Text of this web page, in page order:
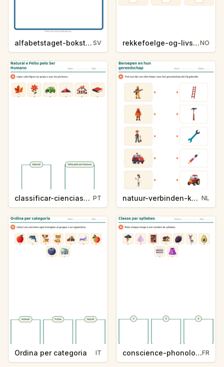
alfabetstaget-bokstavsledtrad-yrken-4317 SV rekkefoelge-og-livssykluser-g1203NO
classificar-ciencias-k214-5 PT natuur-verbinden-k213-5 NL
Ordina per categoria IT conscience-phonologique-k234-5FR